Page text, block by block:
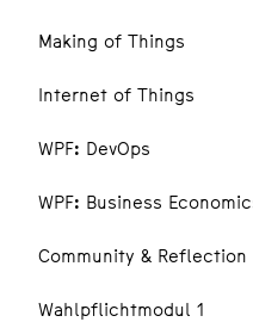
Making of Things
Internet of Things
WPF: DevOps
WPF: Business
Community & Reflection
Wahlpflichtmodul 1